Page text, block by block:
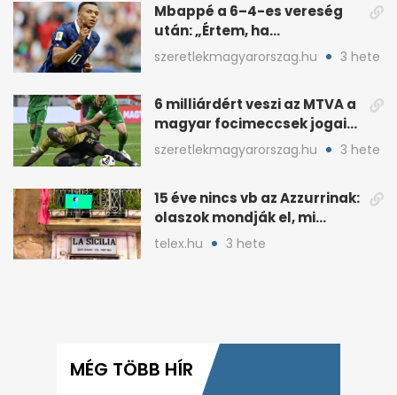
Mbappé a 6–4-es vereség
után: „Értem, ha
pofátlanságnak tűnt”
szeretlekmagyarorszag.hu 3 hete
6 milliárdért veszi az MTVA a
magyar focimeccsek jogait
a 2026–27-es idényre
szeretlekmagyarorszag.hu 3 hete
15 éve nincs vb az Azzurrinak:
olaszok mondják el, mi
romlott el
telex.hu 3 hete
MÉG TÖBB HÍR